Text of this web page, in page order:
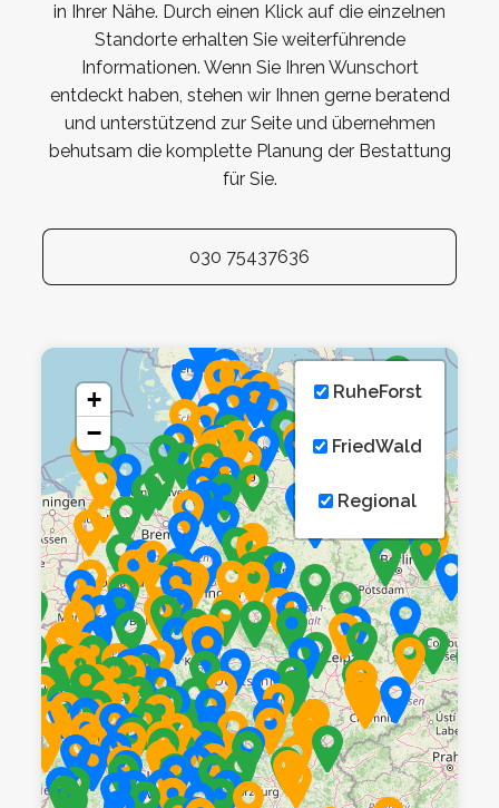
in Ihrer Nähe. Durch einen Klick auf die einzelnen
Standorte erhalten Sie weiterführende
Informationen. Wenn Sie Ihren Wunschort
entdeckt haben, stehen wir Ihnen gerne beratend
und unterstützend zur Seite und übernehmen
behutsam die komplette Planung der Bestattung
für Sie.
030 75437636
+
−
RuheForst
FriedWald
Regional